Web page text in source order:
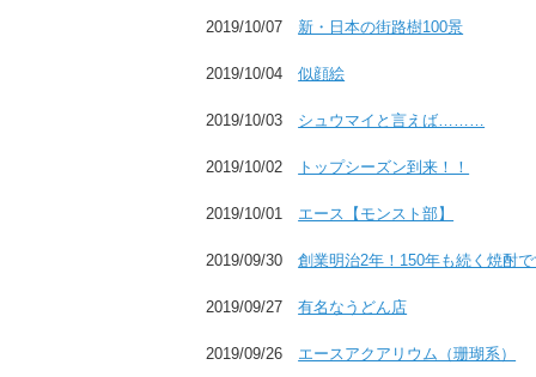
2019/10/07 新・日本の街路樹100景
2019/10/04 似顔絵
2019/10/03 シュウマイと言えば………
2019/10/02 トップシーズン到来！！
2019/10/01 エース【モンスト部】
2019/09/30 創業明治2年！150年も続く焼酎
2019/09/27 有名なうどん店
2019/09/26 エースアクアリウム（珊瑚系）